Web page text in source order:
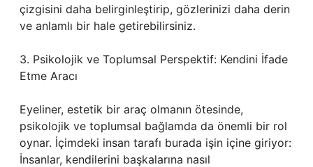
çizgisini daha belirginleştirip, gözlerinizi daha derin
ve anlamlı bir hale getirebilirsiniz.
3. Psikolojik ve Toplumsal Perspektif: Kendini İfade
Etme Aracı
Eyeliner, estetik bir araç olmanın ötesinde,
psikolojik ve toplumsal bağlamda da önemli bir rol
oynar. İçimdeki insan tarafı burada işin içine giriyor:
İnsanlar, kendilerini başkalarına nasıl